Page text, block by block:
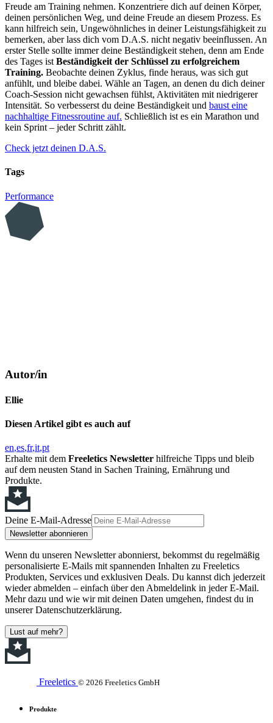
Freude am Training nehmen. Konzentriere dich auf deinen Körper,
deinen persönlichen Weg, und deine Freude an diesem Prozess. Es
kann hilfreich sein, Ungewöhnliches in deiner Leistungsfähigkeit zu
bemerken, aber lass dich vom D.A.S. nicht negativ beeinflussen. An
erster Stelle sollte immer deine Beständigkeit stehen, denn am Ende
des Tages ist Beständigkeit der Schlüssel zu erfolgreichem
Training. Beobachte deinen Zyklus, finde heraus, was sich gut
anfühlt, und bleibe dabei. Wähle an Tagen, an denen du dich deiner
Coach-Session nicht gewachsen fühlst, Aktivitäten mit niedrigerer
Intensität. So verbesserst du deine Beständigkeit und baust eine
nachhaltige Fitnessroutine auf. Schließlich ist es ein Marathon und
kein Sprint – jeder Schritt zählt.
Check jetzt deinen D.A.S.
Tags
Performance
Autor/in
Ellie
Diesen Artikel gibt es auch auf
en es fr it pt
Erhalte mit dem Freeletics Newsletter hilfreiche Tipps und bleib
auf dem neusten Stand in Sachen Training, Ernährung und
Produkte.
Deine E-Mail-Adresse
Newsletter abonnieren
Wenn du unseren Newsletter abonnierst, bekommst du regelmäßig
personalisierte E-Mails mit spannenden Inhalten zu Freeletics
Produkten, Services und exklusiven Deals. Du kannst dich jederzeit
wieder abmelden – einfach über den Abmeldelink in jeder E-Mail.
Mehr dazu und wie wir mit deinen Daten umgehen, findest du in
unserer Datenschutzerklärung.
Lust auf mehr?
Freeletics © 2026 Freeletics GmbH
Produkte